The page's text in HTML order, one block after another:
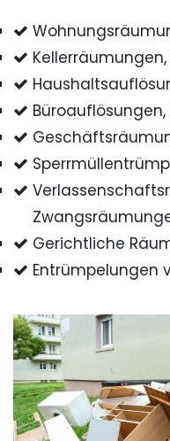
Gerichtliche
Entrümpelungen